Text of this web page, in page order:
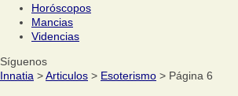
Horóscopos
Mancias
Videncias
Síguenos
Innatia >Articulos > Esoterismo > Página 6